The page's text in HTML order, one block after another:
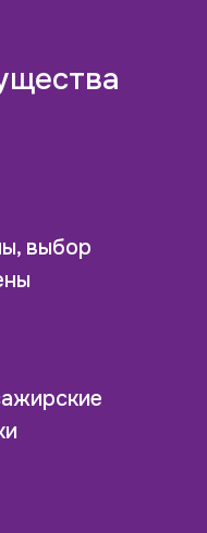
выбор